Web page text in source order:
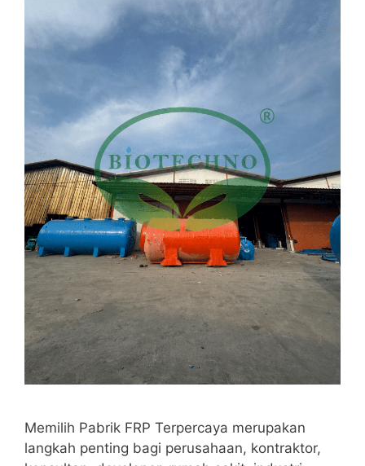
Memilih Pabrik FRP Terpercaya merupakan
langkah penting bagi perusahaan, kontraktor,